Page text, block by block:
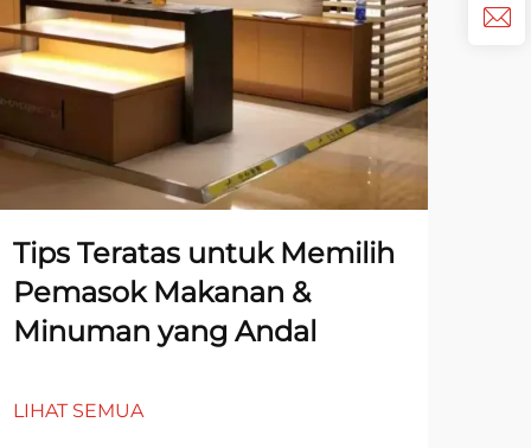
Tips Teratas untuk Memilih
Pemasok Makanan &
Minuman yang Andal
LIHAT SEMUA